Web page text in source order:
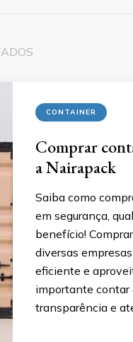
CONTAINER
Comprar
a Nairapack
Saiba como
em segurança,
benefício!
diversas
eficiente e
importante contar
transparência e